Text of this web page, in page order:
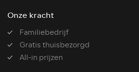
Onze kracht
Familiebedrijf
Gratis thuisbezorgd
All-in prijzen